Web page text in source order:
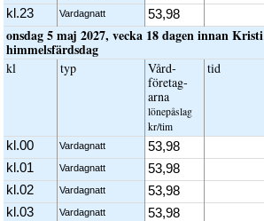
kl.23
Vardagnatt 53,98
onsdag 5 maj 2027, vecka 18 dagen innan Kristi
himmelsfärdsdag
kl
typ
Vård­
företag­
arna
löne­påslag
kr/tim
tid
kl.00 Vardagnatt
53,98
kl.01
Vardagnatt
53,98
kl.02
Vardagnatt
53,98
kl.03
Vardagnatt
53,98